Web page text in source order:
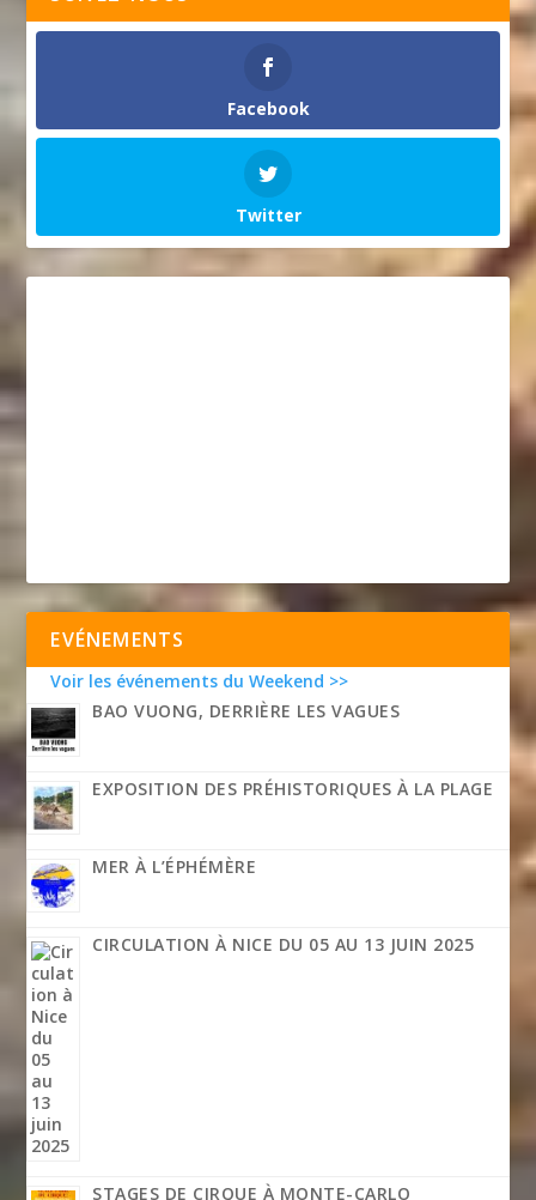
Facebook
Twitter
EVÉNEMENTS
Voir les événements du Weekend >>
BAO VUONG, DERRIÈRE LES VAGUES
EXPOSITION DES PRÉHISTORIQUES À LA PLAGE
MER À L’ÉPHÉMÈRE
CIRCULATION À NICE DU 05 AU 13 JUIN 2025
STAGES DE CIRQUE À MONTE-CARLO